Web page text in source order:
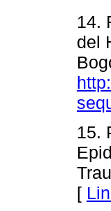
14.
del
15.
[